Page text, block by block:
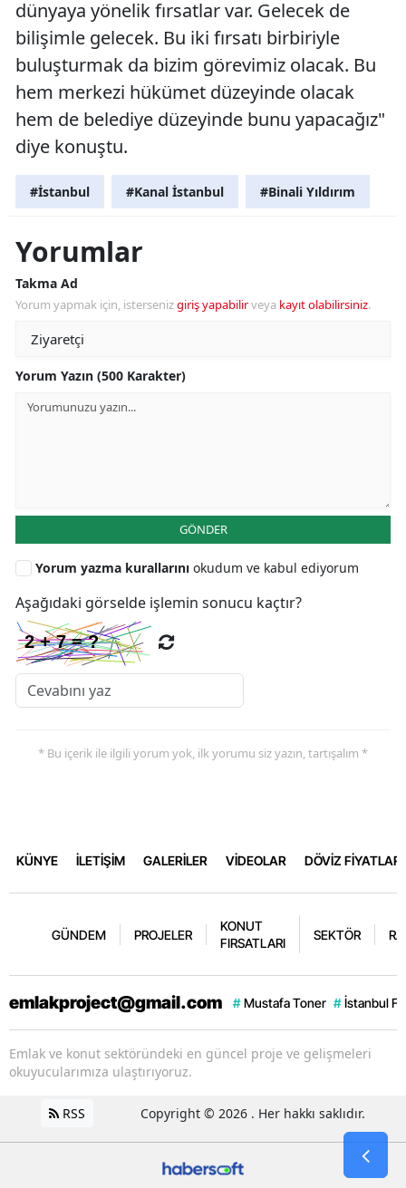
dünyaya yönelik fırsatlar var. Gelecek de
bilişimle gelecek. Bu iki fırsatı birbiriyle
buluşturmak da bizim görevimiz olacak. Bu
hem merkezi hükümet düzeyinde olacak
hem de belediye düzeyinde bunu yapacağız"
diye konuştu.
#İstanbul #Kanal İstanbul #Binali Yıldırım
Yorumlar
Takma Ad
Yorum yapmak için, istersenizgiriş yapabilirveya kayıt olabilirsiniz.
Yorum Yazın (500 Karakter)
GÖNDER
Yorum yazma kurallarını okudum ve kabul ediyorum
Aşağıdaki görselde işlemin sonucu kaçtır?
* Bu içerik ile ilgili yorum yok, ilk yorumu siz yazın, tartışalım *
KÜNYE İLETİŞİM GALERİLER VİDEOLAR DÖVİZ FİYATLARI
GÜNDEM PROJELER
KONUT
FIRSATLARI
SEKTÖR
emlakproject@gmail.com # Mustafa Toner # İstanbul
Emlak ve konut sektöründeki en güncel proje ve gelişmeleri
okuyucularımıza ulaştırıyoruz.
RSS Copyright © 2026 . Her hakkı saklıdır.